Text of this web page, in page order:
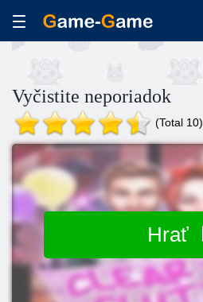
Vyčistite neporiadok
(Total 10)
Hrať